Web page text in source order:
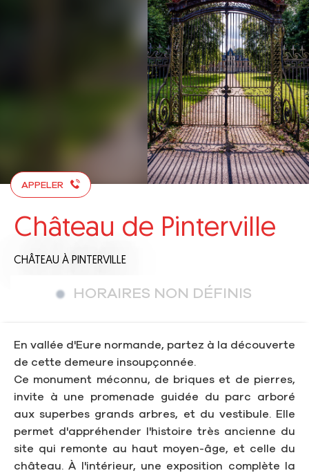
APPELER
Château de Pinterville
CHÂTEAU À PINTERVILLE
HORAIRES NON DÉFINIS
En vallée d'Eure normande, partez à la découverte
de cette demeure insoupçonnée.
Ce monument méconnu, de briques et de pierres,
invite à une promenade guidée du parc arboré
aux superbes grands arbres, et du vestibule. Elle
permet d'appréhender l'histoire très ancienne du
site qui remonte au haut moyen-âge, et celle du
château. À l'intérieur, une exposition complète la